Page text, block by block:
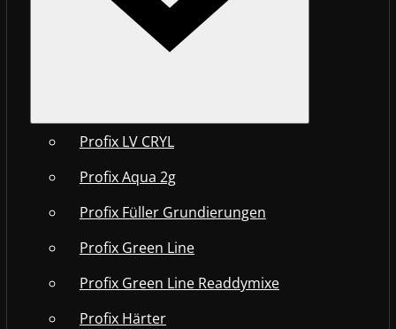
Profix LV CRYL
Profix Aqua 2g
Profix Füller Grundierungen
Profix Green Line
Profix Green Line Readdymixe
Profix Härter